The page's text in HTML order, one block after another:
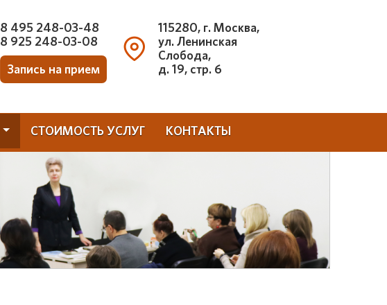
8 495 248-03-48
8 925 248-03-08
Запись на прием
115280, г. Москва,
ул. Ленинская
Слобода,
д. 19, стр. 6
СТОИМОСТЬ УСЛУГ КОНТАКТЫ